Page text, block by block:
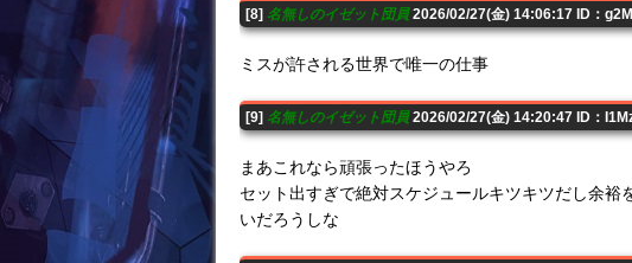
[8] 名無しのイゼット団員2026/02/27(金) 14:06:17 ID：
ミスが許される世界で唯一の仕事
[9] 名無しのイゼット団員2026/02/27(金) 14:20:47 ID：
まあこれなら頑張ったほうやろ
セット出すぎで絶対スケジュールキツキツだし余
いだろうしな